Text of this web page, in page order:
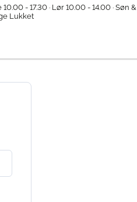
10.00 - 17.30 · Lør 10.00 - 14.00 · Søn &
Lukket